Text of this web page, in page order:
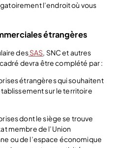
l’endroit où vous
étrangères
desSAS, SNC et autres
devra être complété par :
étrangères qui souhaitent
sur le territoire
dont le siège se trouve
membre de l’Union
ou de l’espace économique